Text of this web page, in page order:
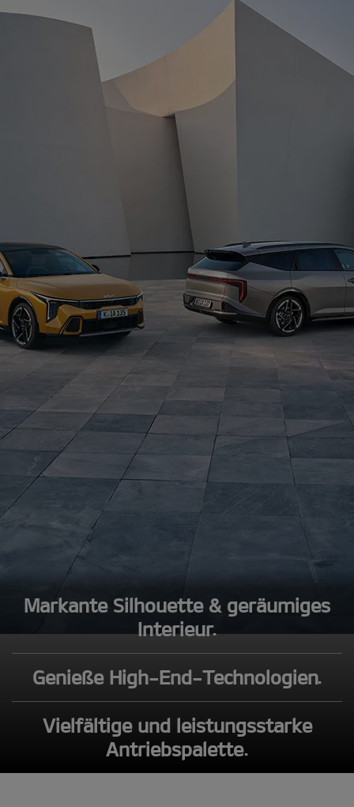
Markante Silhouette & geräumiges
Interieur.
Genieße High-End-Technologien.
Vielfältige und leistungsstarke
Antriebspalette.